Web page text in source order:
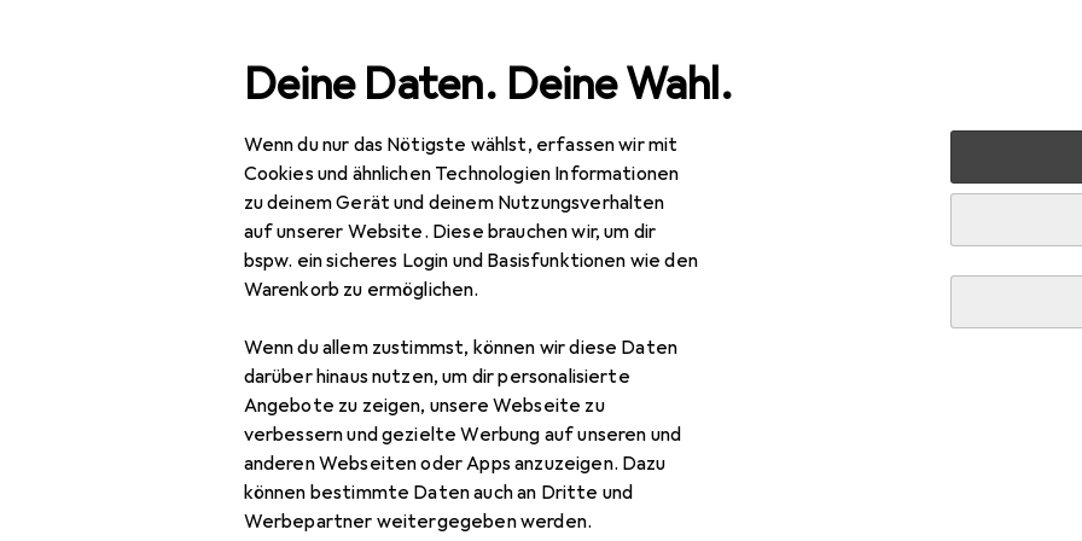
Deine Daten. Deine Wahl.
Wenn du nur das Nötigste wählst, erfassen wir mit
Cookies und ähnlichen Technologien Informationen
zu deinem Gerät und deinem Nutzungsverhalten
auf unserer Website. Diese brauchen wir, um dir
bspw. ein sicheres Login und Basisfunktionen wie den
Warenkorb zu ermöglichen.
Wenn du allem zustimmst, können wir diese Daten
darüber hinaus nutzen, um dir personalisierte
Angebote zu zeigen, unsere Webseite zu
verbessern und gezielte Werbung auf unseren und
anderen Webseiten oder Apps anzuzeigen. Dazu
können bestimmte Daten auch an Dritte und
Werbepartner weitergegeben werden.
Navigation nach KategorienGesamtsortiment Baumarkt + Garten Bauen + Renovieren